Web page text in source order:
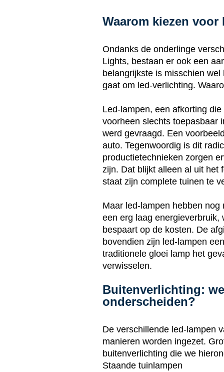
Waarom kiezen
Ondanks de onderlinge
Lights, bestaan er ook een
belangrijkste is misschien
gaat om led-verlichting.
Led-lampen, een afkorting
voorheen slechts toepasbaar
werd gevraagd. Een
auto. Tegenwoordig is dit
productietechnieken zorgen
zijn. Dat blijkt alleen al uit het
staat zijn complete tuinen te
Maar led-lampen hebben
een erg laag energieverbruik,
bespaart op de kosten. De
bovendien zijn led-lampen
traditionele gloei lamp het
verwisselen.
Buitenverlichting:
onderscheiden?
De verschillende led-lampen
manieren worden ingezet.
buitenverlichting die we
Staande tuinlampen